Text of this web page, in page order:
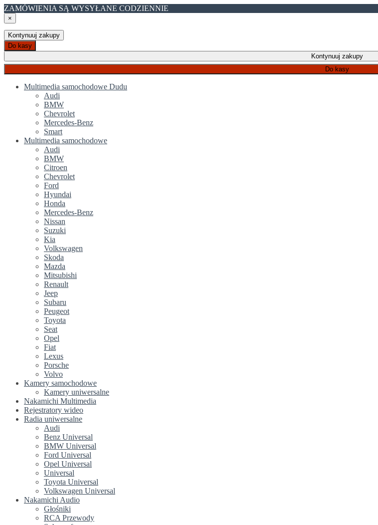
ZAMÓWIENIA SĄ WYSYŁANE CODZIENNIE
×
Kontynuuj zakupy
Do kasy
Kontynuuj zakupy
Do kasy
Multimedia samochodowe Dudu
Audi
BMW
Chevrolet
Mercedes-Benz
Smart
Multimedia samochodowe
Audi
BMW
Citroen
Chevrolet
Ford
Hyundai
Honda
Mercedes-Benz
Nissan
Suzuki
Kia
Volkswagen
Skoda
Mazda
Mitsubishi
Renault
Jeep
Subaru
Peugeot
Toyota
Seat
Opel
Fiat
Lexus
Porsche
Volvo
Kamery samochodowe
Kamery uniwersalne
Nakamichi Multimedia
Rejestratory wideo
Radia uniwersalne
Audi
Benz Universal
BMW Universal
Ford Universal
Opel Universal
Universal
Toyota Universal
Volkswagen Universal
Nakamichi Audio
Głośniki
RCA Przewody